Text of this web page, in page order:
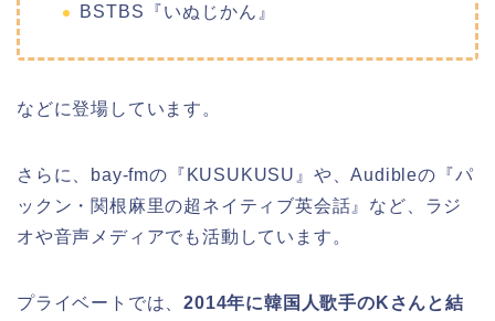
BSTBS『いぬじかん』
などに登場しています。
さらに、bay-fmの『KUSUKUSU』や、Audibleの『パ
ックン・関根麻里の超ネイティブ英会話』など、ラジ
オや音声メディアでも活動しています。
プライベートでは、2014年に韓国人歌手のKさんと結